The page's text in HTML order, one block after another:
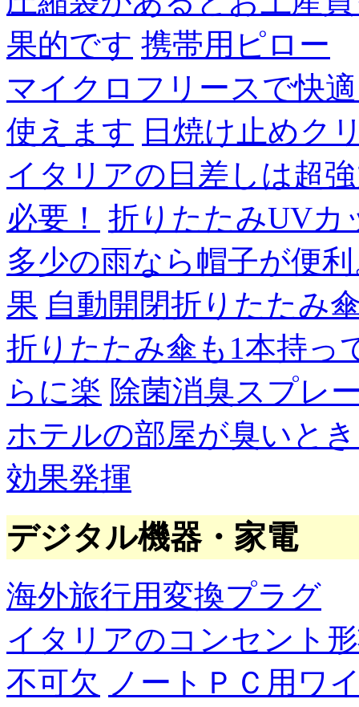
果的です 携帯用ピロー
マイクロフリースで快
使えます 日焼け止めク
イタリアの日差しは超
必要！
折りたたみUVカ
多少の雨なら帽子が便
果 自動開閉折りたたみ
折りたたみ傘も1本持っ
らに楽 除菌消臭スプレ
ホテルの部屋が臭いと
効果発揮
デジタル機器・家電
海外旅行用変換プラグ
イタリアのコンセント
不可欠 ノートＰＣ用ワ